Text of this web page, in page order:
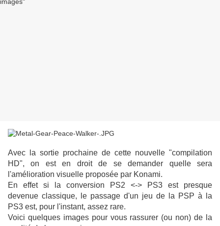
Avec la sortie prochaine de cette nouvelle "compilation
HD", on est en droit de se demander quelle sera
l'amélioration visuelle proposée par Konami.
En effet si la conversion PS2 <-> PS3 est presque
devenue classique, le passage d'un jeu de la PSP à la
PS3 est, pour l'instant, assez rare.
Voici quelques images pour vous rassurer (ou non) de la